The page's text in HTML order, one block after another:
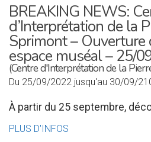
BREAKING NEWS:
d’Interprétation de la
Sprimont – Ouverture
espace muséal – 25/
(Centre d'Interprétation de la
Du 25/09/2022 jusqu'au 30/09/
À partir du 25 septembre,
PLUS D'INFOS